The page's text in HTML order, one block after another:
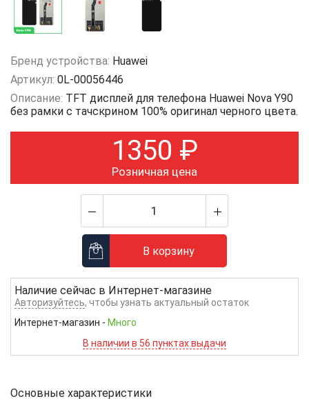
Бренд устройства: Huawei
Артикул: 0L-00056446
Описание: TFT дисплей для телефона Huawei Nova Y90
без рамки с тачскрином 100% оригинал черного цвета.
1350 ₽
Розничная цена
В корзину
Наличие сейчас в Интернет-магазине
Авторизуйтесь, чтобы узнать актуальный остаток
Интернет-магазин - Много
В наличии в 56 пунктах выдачи
Основные характеристики